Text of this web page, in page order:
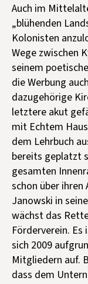
Auch im
„blühenden
Kolonisten
Wege zwischen
seinem
die Werbung
dazugehörige
letztere akut
mit Echtem
dem Lehrbuch
bereits geplatzt
gesamten
schon über ihren
Janowski in
wächst das
Förderverein.
sich 2009
Mitgliedern auf.
dass dem